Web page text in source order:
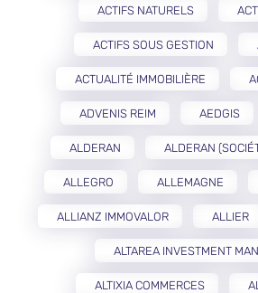
ACTIFS NATURELS
ACTIFS SOUS GESTION
ACTUALITÉ IMMOBILIÈRE
ADVENIS REIM AEDGIS
ALDERAN ALDERAN
ALLEGRO ALLEMAGNE
ALLIANZ IMMOVALOR ALLIER
ALTAREA INVESTMENT
ALTIXIA COMMERCES